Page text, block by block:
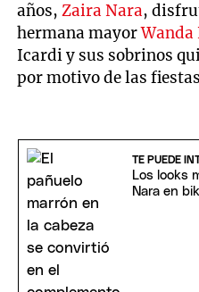
años,Zaira Nara,
hermana mayorWanda
Icardi y sus sobrinos
por motivo de las
TE PUEDE
Los looks
Nara en